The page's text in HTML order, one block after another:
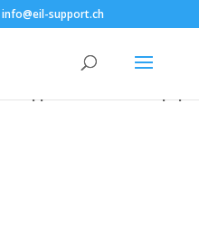
in
sites/eil-
seo-by-rank-
info@eil-support.ch